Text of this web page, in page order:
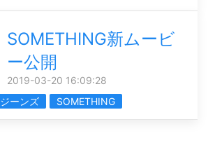
SOMETHING新ムービ
ー公開
2019-03-20 16:09:28
ジーンズ SOMETHING